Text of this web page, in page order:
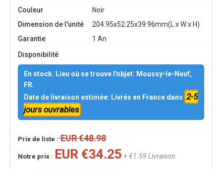
Couleur
Noir
Dimension de l'unité
204.95x52.25x39.96mm(L x W x H)
Garantie
1 An
Disponibilité
En stock. Lieu où se trouve l'objet: Moussy-le-Neuf,
FR.
Date de livraison estimée: Livrés en France dans 2-5
jours ouvrables
Prix de liste :EUR €48.98
Notre prix : EUR €34.25 + €1.59 Livraison